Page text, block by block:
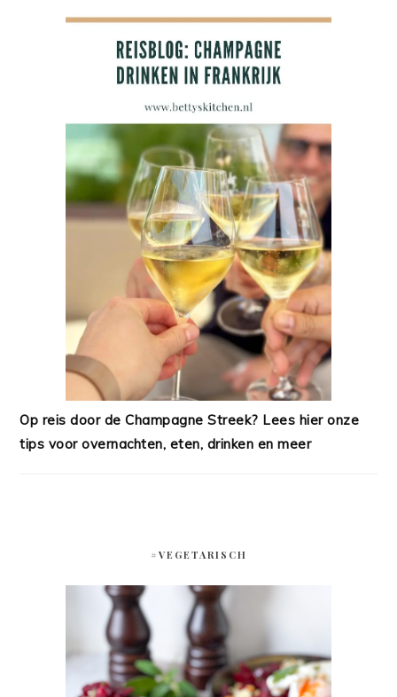
Op reis door de Champagne Streek? Lees hier onze
tips voor overnachten, eten, drinken en meer
#VEGETARISCH